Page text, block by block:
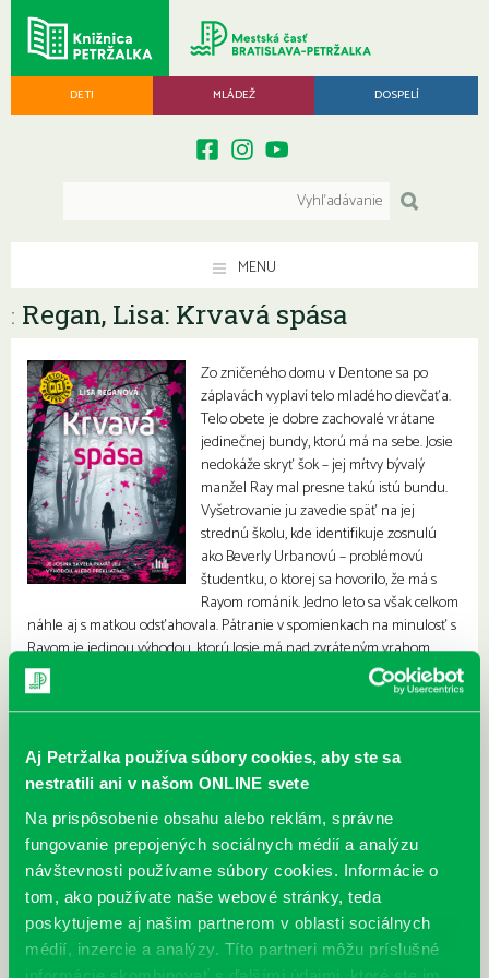
Aj Petržalka používa súbory cookies, aby ste sa
nestratili ani v našom ONLINE svete
Na prispôsobenie obsahu alebo reklám, správne
fungovanie prepojených sociálnych médií a analýzu
návštevnosti používame súbory cookies. Informácie o
tom, ako používate naše webové stránky, teda
poskytujeme aj našim partnerom v oblasti sociálnych
médií, inzercie a analýzy. Títo partneri môžu príslušné
DETI MLÁDEŽ DOSPELÍ
MENU
: Regan, Lisa: Krvavá spása
Zo zničeného domu v Dentone sa po
záplavách vyplaví telo mladého dievčaťa.
Telo obete je dobre zachovalé vrátane
jedinečnej bundy, ktorú má na sebe. Josie
nedokáže skryť šok – jej mŕtvy bývalý
manžel Ray mal presne takú istú bundu.
Vyšetrovanie ju zavedie späť na jej
strednú školu, kde identifikuje zosnulú
ako Beverly Urbanovú – problémovú
študentku, o ktorej sa hovorilo, že má s
Rayom románik. Jedno leto sa však celkom
náhle aj s matkou odsťahovala. Pátranie v spomienkach na minulosť s
Rayom je jedinou výhodou, ktorú Josie má nad zvráteným vrahom,
ktorého besnenie sa ešte len začína…